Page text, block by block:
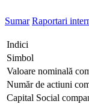
Sumar Raportari
Indici
Simbol
Valoare nominală
Număr de actiuni
Capital Social